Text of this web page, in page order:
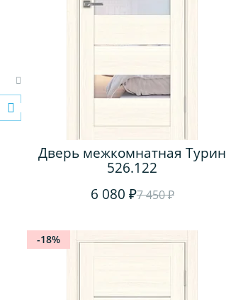
Дверь межкомнатная Турин
526.122
6 080 ₽7 450 ₽
-18%